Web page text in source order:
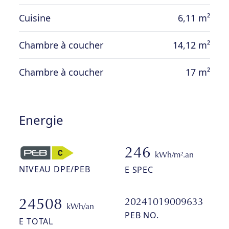
accès PMR. Actuellement loué 725 € hors
charges (provision de 150 € pour l’eau, le
chauffage et les communs, électricité
individuelle), offrant un rendement
intéressant. Charges de copropriété
+/-220euros par mois.
Cuisine 6,11 m²
Chambre à coucher 14,12 m²
Chambre à coucher 17 m²
Energie
NIVEAU DPE/PEB
246 kWh/m².an
E SPEC
24508 kWh/an
E TOTAL
20241019009633
PEB NO.